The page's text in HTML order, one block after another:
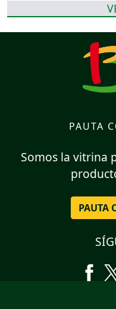
PAUTA
Somos la vitrina
PAUTA